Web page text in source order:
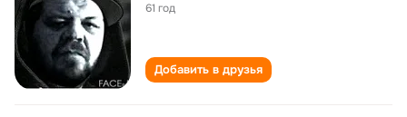
61 год
Добавить в друзья